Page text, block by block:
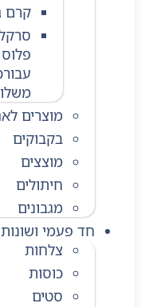
קרם
מוצרים
בקבוקים
מוצצים
חיתולים
מגבונים
חד פעמי ושונות
צלחות
כוסות
סטים